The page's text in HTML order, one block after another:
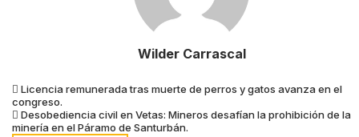
Wilder Carrascal
Licencia remunerada tras muerte de perros y gatos avanza en el
congreso.
Desobediencia civil en Vetas: Mineros desafían la prohibición de la
minería en el Páramo de Santurbán.